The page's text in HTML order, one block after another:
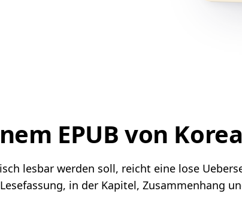
EPUB von
lesbar werden soll, reicht eine lose
Lesefassung, in der Kapitel, Zusammenhang